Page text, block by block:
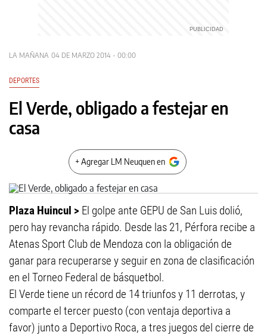
LA MAÑANA 04 DE MARZO 2014 - 00:00
DEPORTES
El Verde, obligado a festejar en
casa
+ Agregar LM Neuquen en
Plaza Huincul > El golpe ante GEPU de San Luis dolió,
pero hay revancha rápido. Desde las 21, Pérfora recibe a
Atenas Sport Club de Mendoza con la obligación de
ganar para recuperarse y seguir en zona de clasificación
en el Torneo Federal de básquetbol.
El Verde tiene un récord de 14 triunfos y 11 derrotas, y
comparte el tercer puesto (con ventaja deportiva a
favor) junto a Deportivo Roca, a tres juegos del cierre de